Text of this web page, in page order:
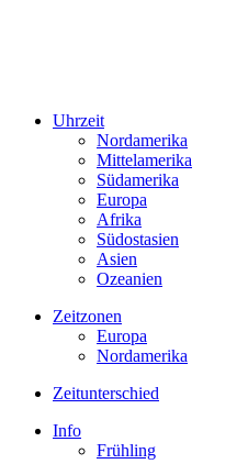
Uhrzeit
Nordamerika
Mittelamerika
Südamerika
Europa
Afrika
Südostasien
Asien
Ozeanien
Zeitzonen
Europa
Nordamerika
Zeitunterschied
Info
Frühling